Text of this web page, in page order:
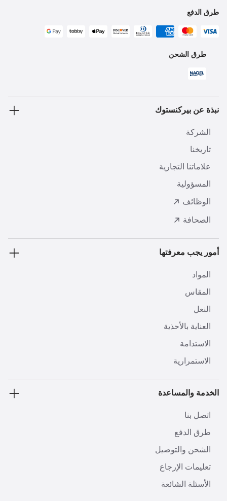
طرق الدفع
طرق الشحن
نبذة عن بيركنستوك
الشركة
تاريخنا
علاماتنا التجارية
المسؤولية
الوظائف
الصحافة
أمور يجب معرفتها
المواد
المقاس
النعل
العناية بالأحذية
الاستدامة
الاستمرارية
الخدمة والمساعدة
اتصل بنا
طرق الدفع
الشحن والتوصيل
تعليمات الإرجاع
الأسئلة الشائعة